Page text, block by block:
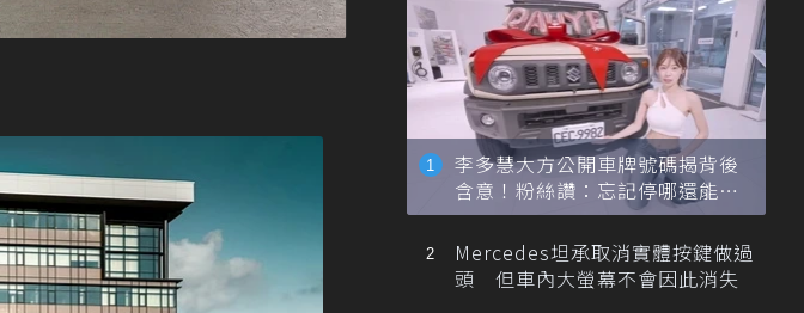
李多慧大方公開車牌號碼揭背後
含意！粉絲讚：忘記停哪還能幫
忙找車
Mercedes坦承取消實體按鍵做過
頭 但車內大螢幕不會因此消失